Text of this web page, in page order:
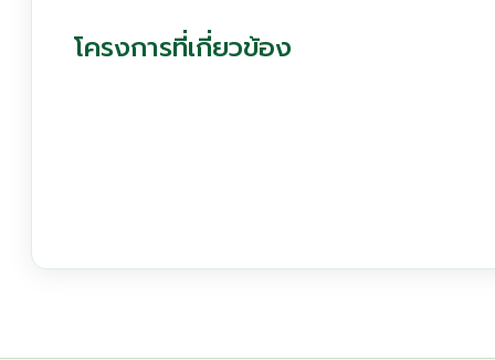
โครงการที่เกี่ยวข้อง